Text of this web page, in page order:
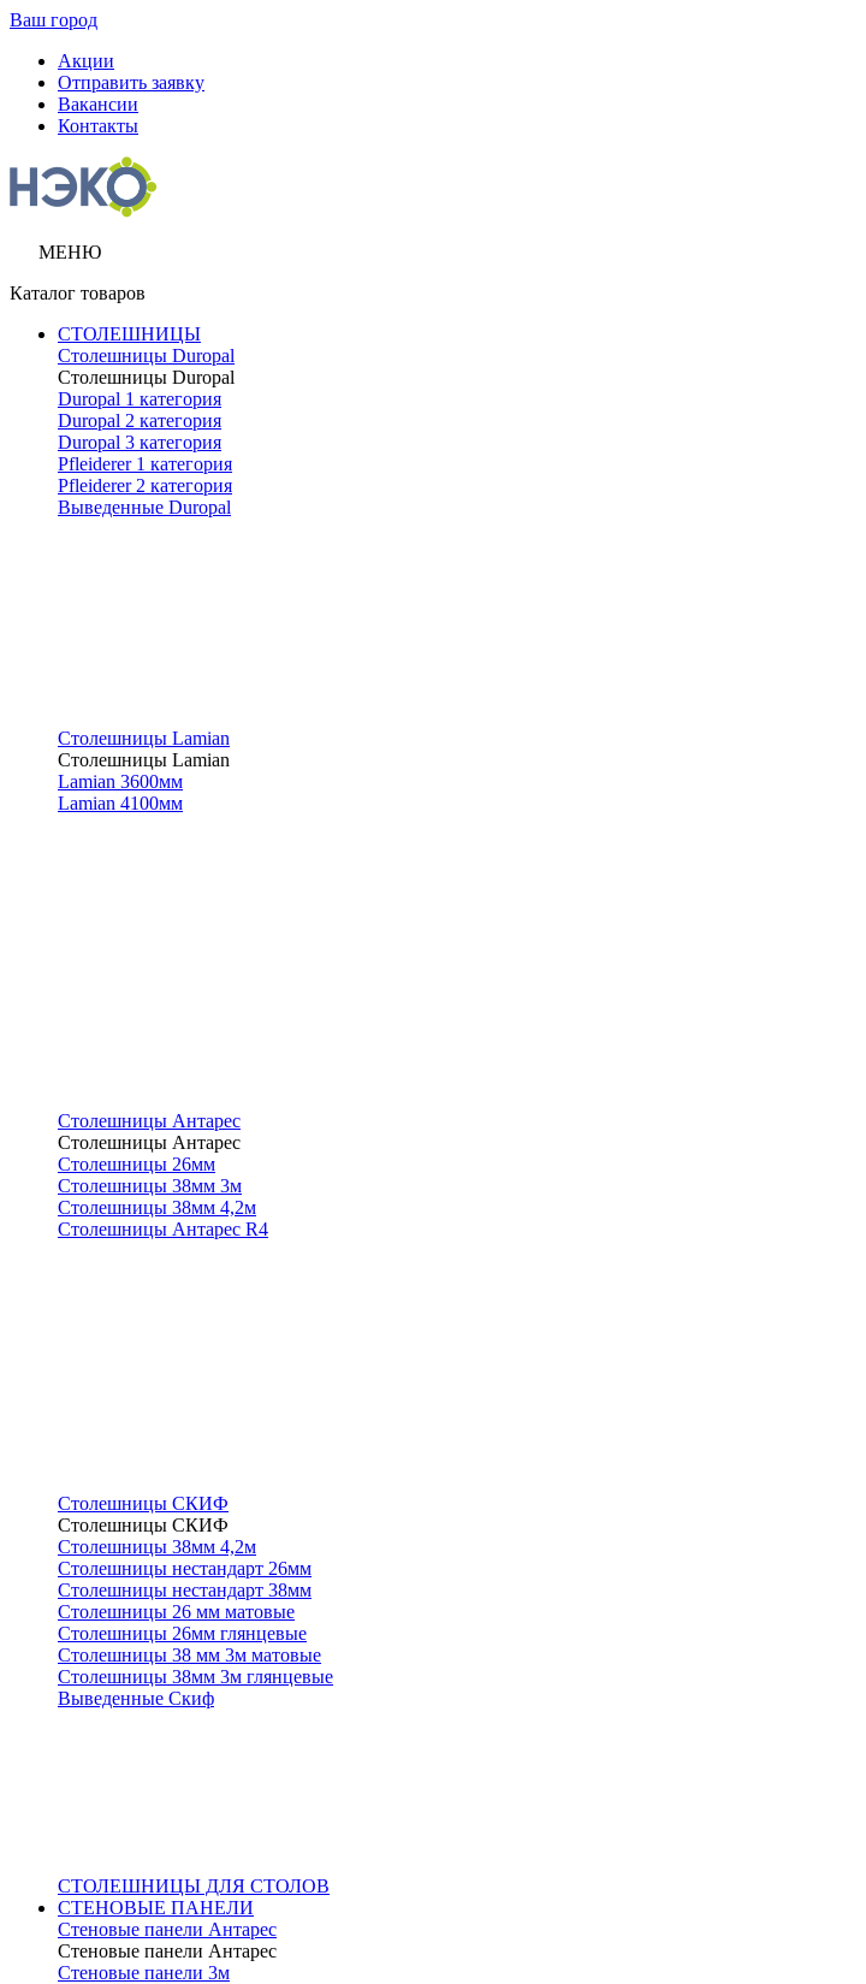
Ваш город
Акции
Отправить заявку
Вакансии
Контакты
МЕНЮ
Каталог товаров
СТОЛЕШНИЦЫ
Столешницы Duropal
Столешницы Duropal
Duropal 1 категория
Duropal 2 категория
Duropal 3 категория
Pfleiderer 1 категория
Pfleiderer 2 категория
Выведенные Duropal
Столешницы Lamian
Столешницы Lamian
Lamian 3600мм
Lamian 4100мм
Столешницы Антарес
Столешницы Антарес
Столешницы 26мм
Столешницы 38мм 3м
Столешницы 38мм 4,2м
Столешницы Антарес R4
Столешницы СКИФ
Столешницы СКИФ
Столешницы 38мм 4,2м
Столешницы нестандарт 26мм
Столешницы нестандарт 38мм
Столешницы 26 мм матовые
Столешницы 26мм глянцевые
Столешницы 38 мм 3м матовые
Столешницы 38мм 3м глянцевые
Выведенные Скиф
СТОЛЕШНИЦЫ ДЛЯ СТОЛОВ
СТЕНОВЫЕ ПАНЕЛИ
Стеновые панели Антарес
Стеновые панели Антарес
Стеновые панели 3м